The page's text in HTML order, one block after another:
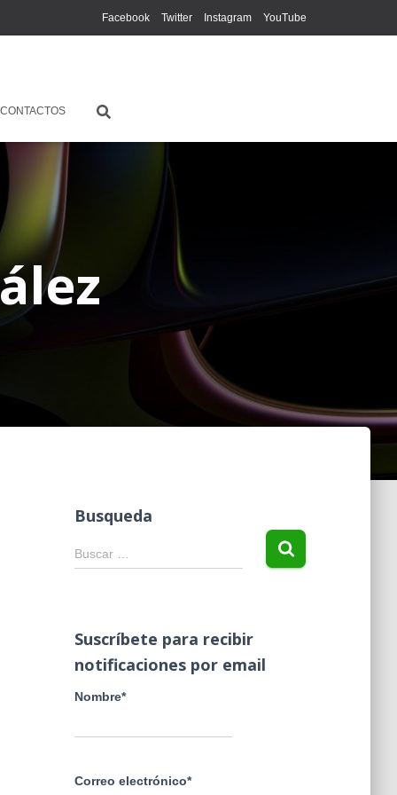
Facebook Twitter Instagram YouTube
CONTACTOS
Busqueda
B
u
r
:
Buscar …
Suscríbete para recibir
notificaciones por email
Nombre*
Correo electrónico*